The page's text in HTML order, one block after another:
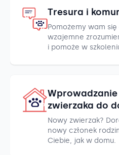
Tresura i
Pomożemy wam
wzajemne
i pomoże w
zwierzaka do
Nowy zwierzak?
nowy członek
Ciebie, jak w domu.